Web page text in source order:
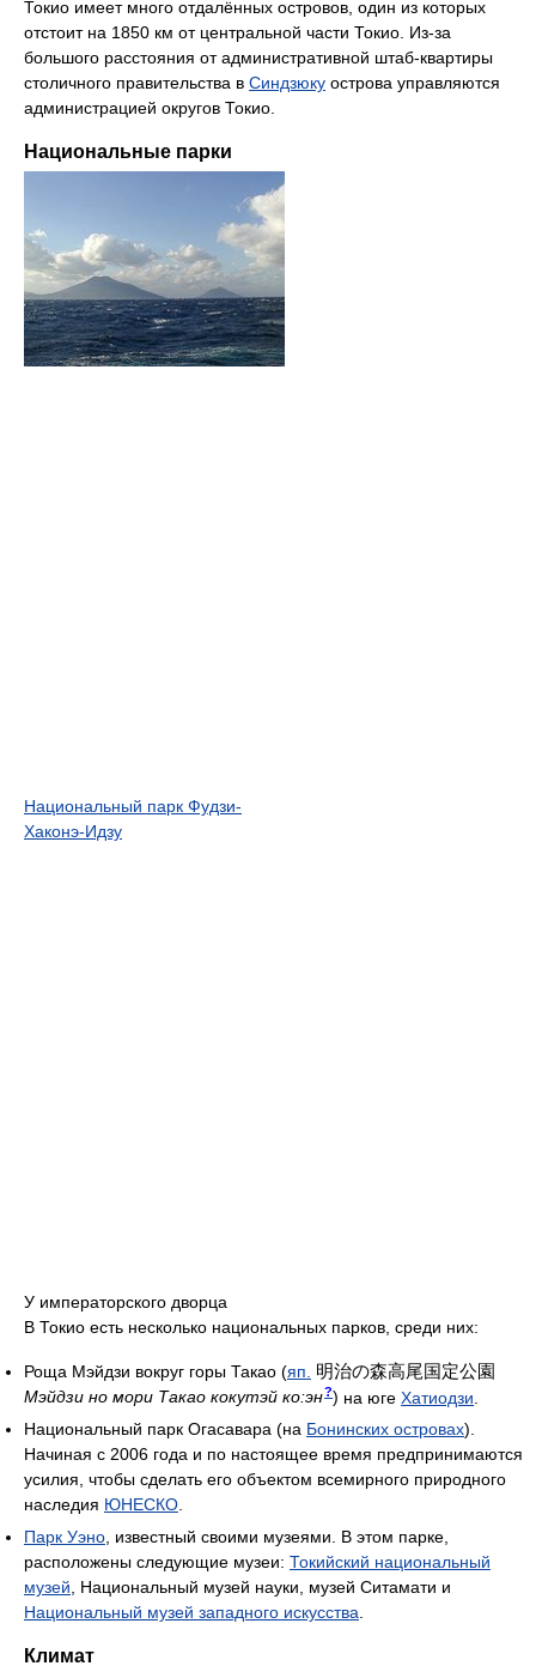
Токио имеет много отдалённых островов, один из которых
отстоит на 1850 км от центральной части Токио. Из-за
большого расстояния от административной штаб-квартиры
столичного правительства в Синдзюку острова управляются
администрацией округов Токио.
Национальные парки
Национальный парк Фудзи-
Хаконэ-Идзу
У императорского дворца
В Токио есть несколько национальных парков, среди них:
Роща Мэйдзи вокруг горы Такао (яп. 明治の森高尾国定公園
Мэйдзи но мори Такао кокутэй ко:эн?) на югеХатиодзи
Национальный парк Огасавара (на Бонинских островах).
Начиная с 2006 года и по настоящее время предпринимаются
усилия, чтобы сделать его объектом всемирного природного
наследия ЮНЕСКО.
Парк Уэно, известный своими музеями. В этом парке,
расположены следующие музеи: Токийский национальный
музей, Национальный музей науки, музей Ситамати и
Национальный музей западного искусства.
Климат